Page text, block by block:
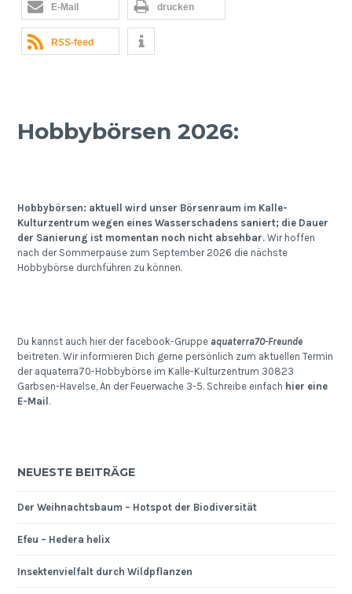
E-Mail drucken
RSS-feed
Hobbybörsen 2026:
Hobbybörsen: aktuell wird unser Börsenraum im Kalle-
Kulturzentrum wegen eines Wasserschadens saniert; die Dauer
der Sanierung ist momentan noch nicht absehbar. Wir hoffen
nach der Sommerpause zum September 2026 die nächste
Hobbybörse durchführen zu können.
Du kannst auch hier der facebook-Gruppeaquaterra70-Freunde
beitreten. Wir informieren Dich gerne persönlich zum aktuellen Termin
der aquaterra70-Hobbybörse im Kalle-Kulturzentrum 30823
Garbsen-Havelse, An der Feuerwache 3-5. Schreibe einfach hier eine
E-Mail .
NEUESTE BEITRÄGE
Der Weihnachtsbaum – Hotspot der Biodiversität
Efeu – Hedera helix
Insektenvielfalt durch Wildpflanzen